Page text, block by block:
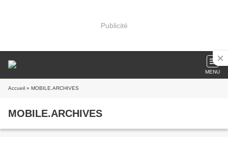
Publicité
MENU
Accueil » MOBILE.ARCHIVES
MOBILE.ARCHIVES